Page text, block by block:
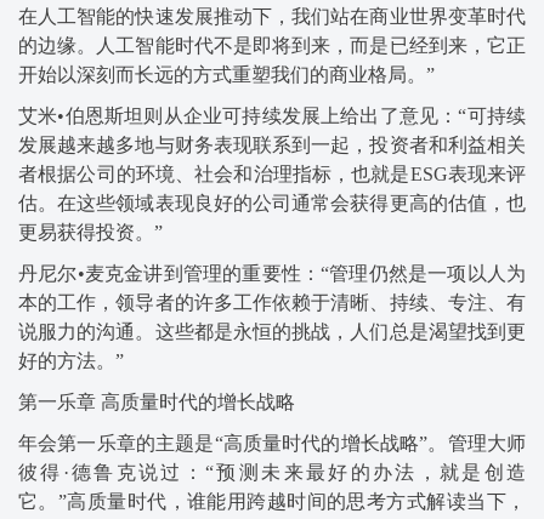
在人工智能的快速发展推动下，我们站在商业世界变革时代
的边缘。人工智能时代不是即将到来，而是已经到来，它正
开始以深刻而长远的方式重塑我们的商业格局。”
艾米•伯恩斯坦则从企业可持续发展上给出了意见：“可持续
发展越来越多地与财务表现联系到一起，投资者和利益相关
者根据公司的环境、社会和治理指标，也就是ESG表现来评
估。在这些领域表现良好的公司通常会获得更高的估值，也
更易获得投资。”
丹尼尔•麦克金讲到管理的重要性：“管理仍然是一项以人为
本的工作，领导者的许多工作依赖于清晰、持续、专注、有
说服力的沟通。这些都是永恒的挑战，人们总是渴望找到更
好的方法。”
第一乐章 高质量时代的增长战略
年会第一乐章的主题是“高质量时代的增长战略”。管理大师
彼得·德鲁克说过：“预测未来最好的办法，就是创造
它。”高质量时代，谁能用跨越时间的思考方式解读当下，